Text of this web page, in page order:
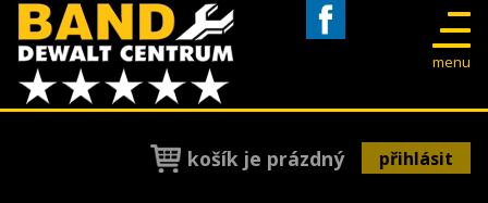
menu
košík je prázdný přihlásit